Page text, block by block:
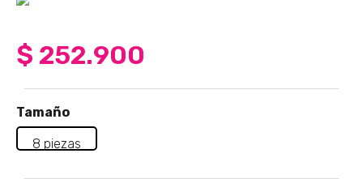
$ 252.900
Tamaño
8 piezas
cafetera
caldero
. cuchillos